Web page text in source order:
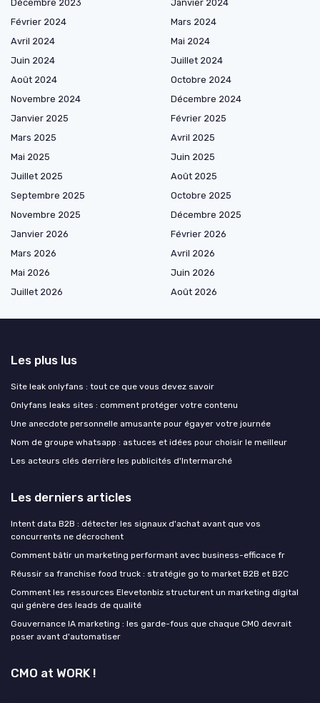
Décembre 2023
Janvier 2024
Février 2024
Mars 2024
Avril 2024
Mai 2024
Juin 2024
Juillet 2024
Août 2024
Octobre 2024
Novembre 2024
Décembre 2024
Janvier 2025
Février 2025
Mars 2025
Avril 2025
Mai 2025
Juin 2025
Juillet 2025
Août 2025
Septembre 2025
Octobre 2025
Novembre 2025
Décembre 2025
Janvier 2026
Février 2026
Mars 2026
Avril 2026
Mai 2026
Juin 2026
Juillet 2026
Août 2026
Les plus lus
Site leak onlyfans : tout ce que vous devez savoir
Onlyfans leaks sites : comment protéger votre contenu
Une anecdote personnelle amusante pour égayer votre journée
Nom de groupe whatsapp : astuces et idées pour choisir le meilleur
Les acteurs clés derrière les publicités d'Intermarché
Les derniers articles
Intent data B2B : détecter les signaux d'achat avant que vos
concurrents ne décrochent
Comment bâtir un marketing performant avec business-efficace fr
Réussir sa franchise food truck : stratégie go to market B2B et B2C
Comment les ressources Elevetonbiz structurent un marketing digital
qui génère des leads de qualité
Gouvernance IA marketing : les garde-fous que chaque CMO devrait
poser avant d'automatiser
CMO at WORK !